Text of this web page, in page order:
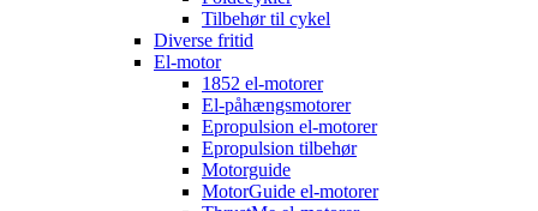
Tilbehør til cykel
Diverse fritid
El-motor
1852 el-motorer
El-påhængsmotorer
Epropulsion el-motorer
Epropulsion tilbehør
Motorguide
MotorGuide el-motorer